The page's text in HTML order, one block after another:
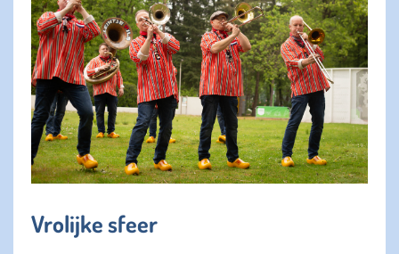
Vrolijke sfeer